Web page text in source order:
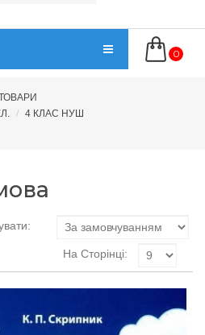
0
4 КЛАС НУШ
На Сторінці: